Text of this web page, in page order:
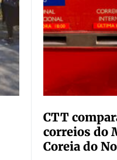
CTT
correios do
Coreia do